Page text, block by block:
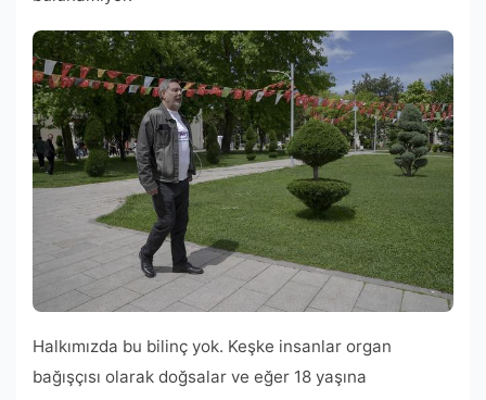
Halkımızda bu bilinç yok. Keşke insanlar organ
bağışçısı olarak doğsalar ve eğer 18 yaşına